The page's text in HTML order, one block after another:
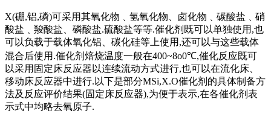
X(硼,铝,磷)可采用其氧化物﹑氢氧化物、卤化物﹑碳酸盐﹑硝
酸盐﹑羧酸盐、磷酸盐.硫酸盐等等.催化剂既可以单独使用,也
可以负载于载体氧化铝、碳化硅等上使用,还可以与这些载体
混合后使用.催化剂焙烧温度一般在400~8o0℃,催化反应既可
以采用固定床反应器以连续流动方式进行,也可以在流化床、
移动床反应器中进行.以下是部分MSi,X.O催化剂的具体制备方
法及反应评价结果(固定床反应器),为便于表示,在各催化剂表
示式中均略去氧原子.